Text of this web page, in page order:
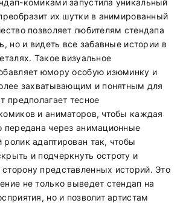
комиками запустила уникальный
их шутки в анимированный
позволяет любителям стендапа
но и видеть все забавные истории в
Такое визуальное
юмору особую изюминку и
захватывающим и понятным для
предполагает тесное
и аниматоров, чтобы каждая
передана через анимационные
адаптирован так, чтобы
и подчеркнуть остроту и
представленных историй. Это
не только выведет стендап на
но и позволит артистам